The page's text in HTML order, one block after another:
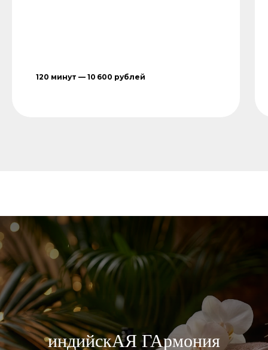
120 минут — 10 600 рублей
индийскАЯ ГАрмония